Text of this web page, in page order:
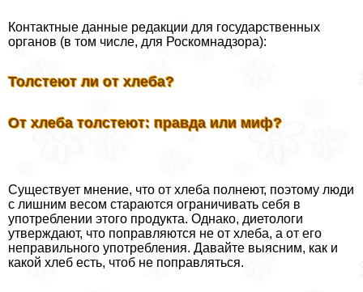
Контактные данные редакции для государственных
органов (в том числе, для Роскомнадзора):
Толстеют ли от хлеба?
От хлеба толстеют: правда или миф?
Существует мнение, что от хлеба полнеют, поэтому люди
с лишним весом стараются ограничивать себя в
употрeблении этого продукта. Однако, диетологи
утверждают, что поправляются не от хлеба, а от его
неправильного употрeбления. Давайте выясним, как и
какой хлеб есть, чтоб не поправляться.